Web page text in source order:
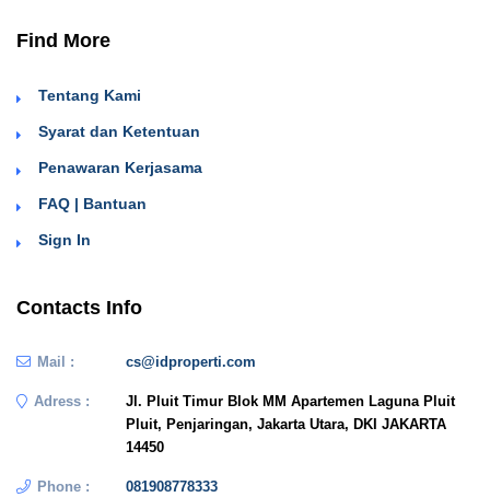
Find More
Tentang Kami
Syarat dan Ketentuan
Penawaran Kerjasama
FAQ | Bantuan
Sign In
Contacts Info
Mail : cs@idproperti.com
Adress :
Jl. Pluit Timur Blok MM Apartemen Laguna Pluit
Pluit, Penjaringan, Jakarta Utara, DKI JAKARTA
14450
Phone : 081908778333